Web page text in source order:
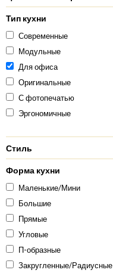
Тип кухни
Современные
Модульные
Для офиса
Оригинальные
С фотопечатью
Эргономичные
Стиль
Форма кухни
Маленькие/Мини
Большие
Прямые
Угловые
П-образные
Закругленные/Радиусные